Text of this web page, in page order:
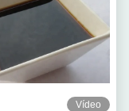
Vídeo